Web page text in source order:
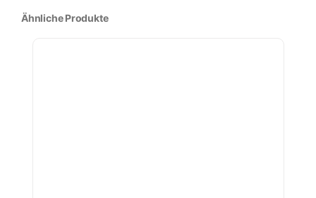
Ähnliche Produkte